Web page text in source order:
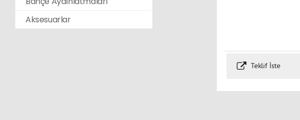
Aksesuarlar
Teklif İste